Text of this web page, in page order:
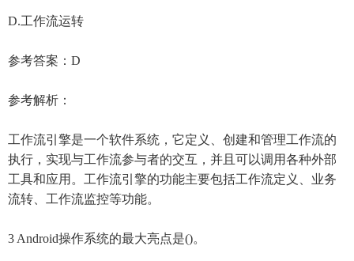
D.工作流运转
参考答案：D
参考解析：
工作流引擎是一个软件系统，它定义、创建和管理工作流的
执行，实现与工作流参与者的交互，并且可以调用各种外部
工具和应用。工作流引擎的功能主要包括工作流定义、业务
流转、工作流监控等功能。
3 Android操作系统的最大亮点是()。